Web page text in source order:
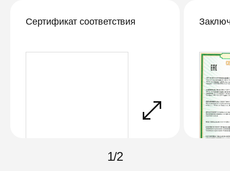
Сертификат соответствия
1/2